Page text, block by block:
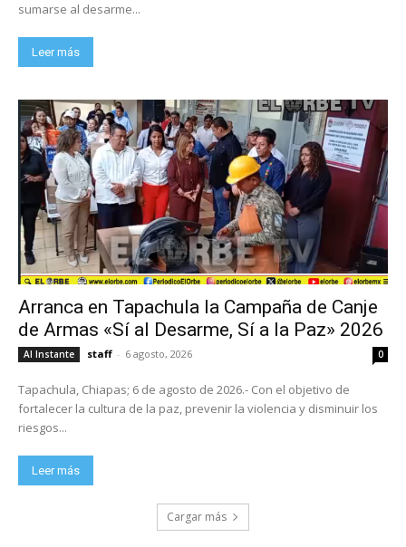
sumarse al desarme...
Leer más
Arranca en Tapachula la Campaña de Canje
de Armas «Sí al Desarme, Sí a la Paz» 2026
Al Instante staff - 6 agosto, 2026 0
Tapachula, Chiapas; 6 de agosto de 2026.- Con el objetivo de
fortalecer la cultura de la paz, prevenir la violencia y disminuir los
riesgos...
Leer más
Cargar más